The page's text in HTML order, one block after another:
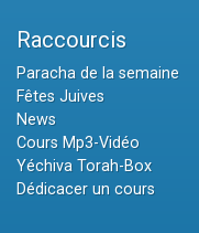
Raccourcis
Paracha de la semaine
Fêtes Juives
News
Cours Mp3-Vidéo
Yéchiva Torah-Box
Dédicacer un cours